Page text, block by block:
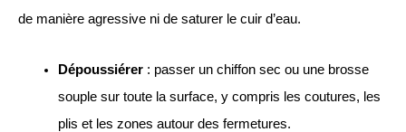
de manière agressive ni de saturer le cuir d’eau.
Dépoussiérer: passer un chiffon sec ou une brosse
souple sur toute la surface, y compris les coutures, les
plis et les zones autour des fermetures.